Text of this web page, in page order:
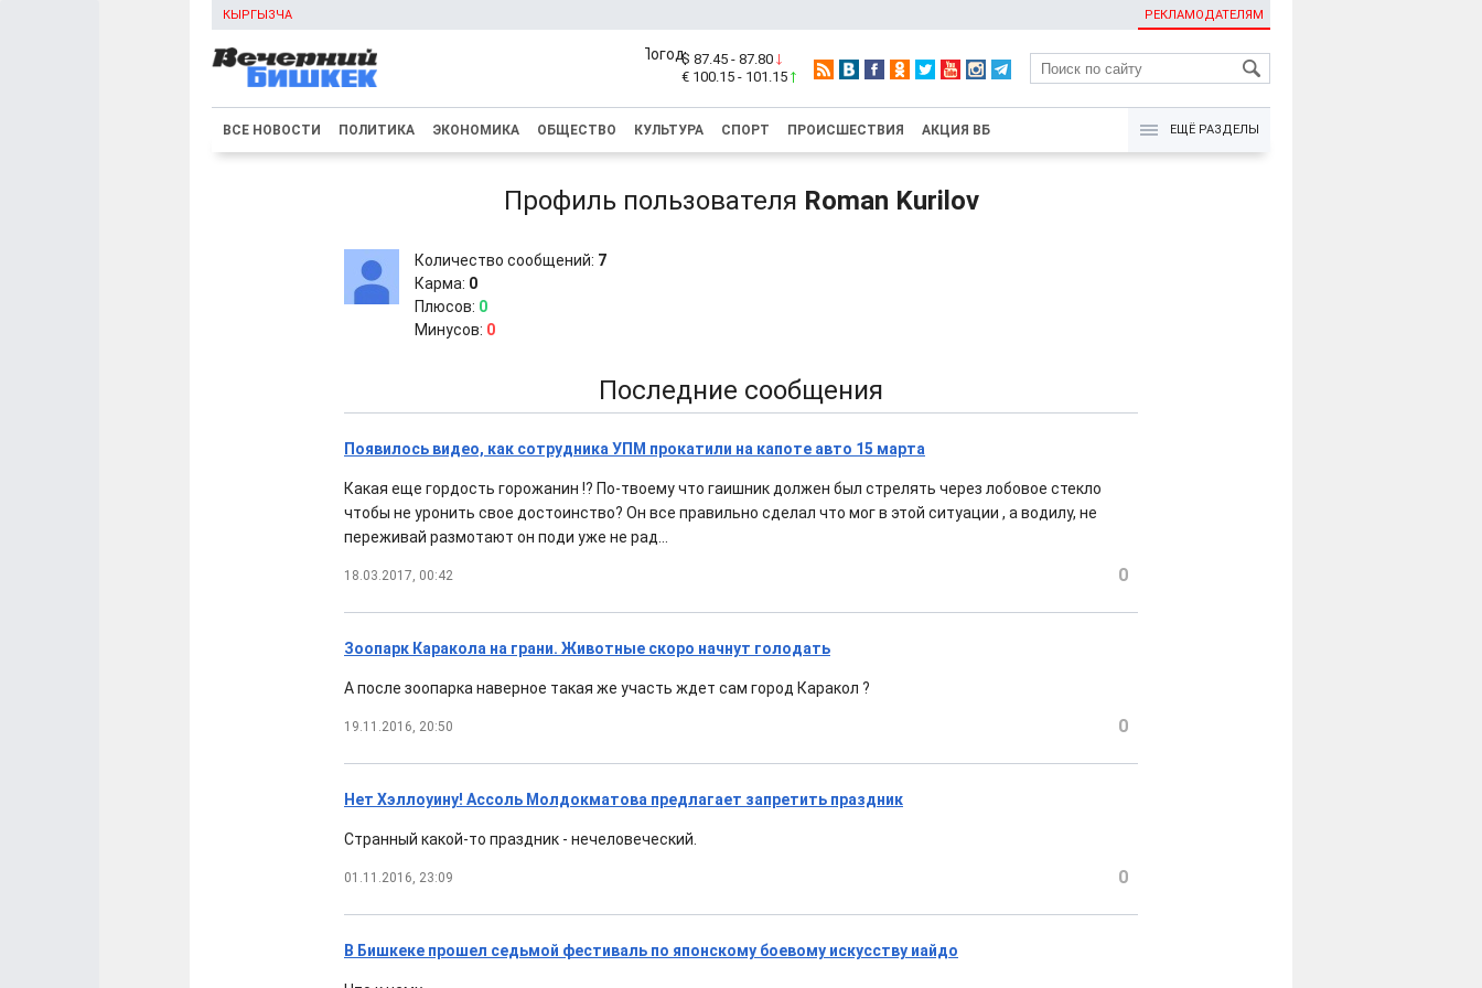
КЫРГЫЗЧА РЕКЛАМОДАТЕЛЯМ
KG
$ 87.45 - 87.80
€ 100.15 - 101.15
ВСЕ НОВОСТИ ПОЛИТИКА ЭКОНОМИКА ОБЩЕСТВО КУЛЬТУРА СПОРТ ПРОИСШЕСТВИЯ АКЦИЯ ВБ ЕЩЁ РАЗДЕЛЫ
Профиль пользователя Roman Kurilov
Количество сообщений: 7
Карма: 0
Плюсов: 0
Минусов: 0
Последние сообщения
Появилось видео, как сотрудника УПМ прокатили на капоте авто 15 марта
Какая еще гордость горожанин !? По-твоему что гаишник должен был стрелять через лобовое стекло
чтобы не уронить свое достоинство? Он все правильно сделал что мог в этой ситуации , а водилу, не
переживай размотают он поди уже не рад...
18.03.2017, 00:42 0
Зоопарк Каракола на грани. Животные скоро начнут голодать
А после зоопарка наверное такая же участь ждет сам город Каракол ?
19.11.2016, 20:50 0
Нет Хэллоуину! Ассоль Молдокматова предлагает запретить праздник
Странный какой-то праздник - нечеловеческий.
01.11.2016, 23:09 0
В Бишкеке прошел седьмой фестиваль по японскому боевому искусству иайдо